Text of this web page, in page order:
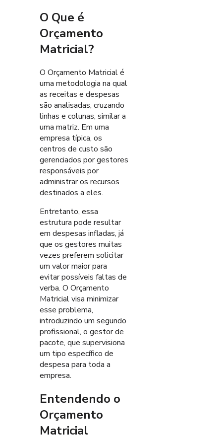
O Que é
Orçamento
Matricial?
O Orçamento Matricial é
uma metodologia na qual
as receitas e despesas
são analisadas, cruzando
linhas e colunas, similar a
uma matriz. Em uma
empresa típica, os
centros de custo são
gerenciados por gestores
responsáveis por
administrar os recursos
destinados a eles.
Entretanto, essa
estrutura pode resultar
em despesas infladas, já
que os gestores muitas
vezes preferem solicitar
um valor maior para
evitar possíveis faltas de
verba. O Orçamento
Matricial visa minimizar
esse problema,
introduzindo um segundo
profissional, o gestor de
pacote, que supervisiona
um tipo específico de
despesa para toda a
empresa.
Entendendo o
Orçamento
Matricial